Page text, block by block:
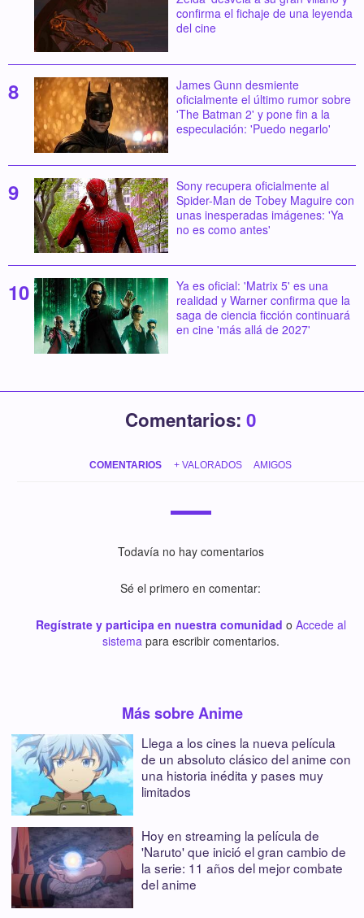
confirma el fichaje de una leyenda
del cine
James Gunn desmiente
oficialmente el último rumor sobre
'The Batman 2' y pone fin a la
especulación: 'Puedo negarlo'
Sony recupera oficialmente al
Spider-Man de Tobey Maguire con
unas inesperadas imágenes: 'Ya
no es como antes'
Ya es oficial: 'Matrix 5' es una
realidad y Warner confirma que la
saga de ciencia ficción continuará
en cine 'más allá de 2027'
Comentarios: 0
COMENTARIOS + VALORADOS AMIGOS
Todavía no hay comentarios
Sé el primero en comentar:
Regístrate y participa en nuestra comunidad o Accede al
sistema para escribir comentarios.
Más sobre Anime
Llega a los cines la nueva película
de un absoluto clásico del anime con
una historia inédita y pases muy
limitados
Hoy en streaming la película de
'Naruto' que inició el gran cambio de
la serie: 11 años del mejor combate
del anime